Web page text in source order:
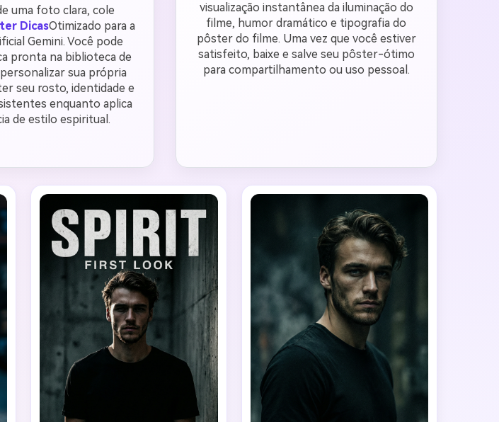
uma foto clara, cole
DicasOtimizado para a
Gemini. Você pode
pronta na biblioteca de
sua própria
seu rosto, identidade e
enquanto aplica
de estilo espiritual.
visualização instantânea da iluminação do
filme, humor dramático e tipografia do
pôster do filme. Uma vez que você estiver
satisfeito, baixe e salve seu pôster-ótimo
para compartilhamento ou uso pessoal.